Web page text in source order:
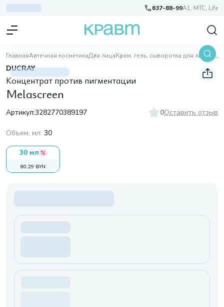
637-88-99A1, МТС, Life
ГлавнаяАптечная косметикаДля лицаКрем, гель, сыворотка для лица Melascreen
DUCRAY
Концентрат против пигментации
Melascreen
Артикул:3282770389197 0Оставить отзыв
Объем, мл: 30
30 мл
80,29 BYN